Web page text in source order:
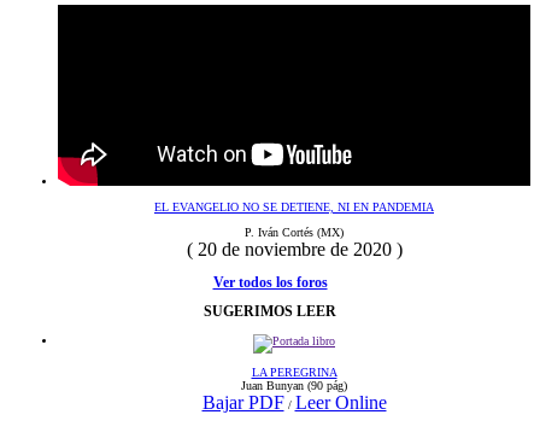
EL EVANGELIO NO SE DETIENE, NI EN PANDEMIA
P. Iván Cortés (MX)
( 20 de noviembre de 2020 )
Ver todos los foros
SUGERIMOS LEER
LA PEREGRINA
Juan Bunyan (90 pág)
Bajar PDF / Leer Online